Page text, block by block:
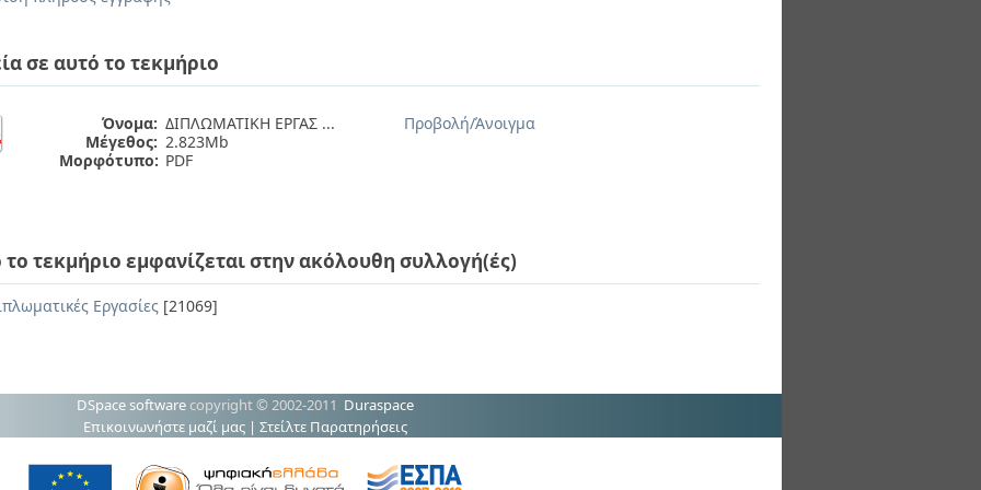
σε αυτό το τεκμήριο
Όνομα: ΔΙΠΛΩΜΑΤΙΚΗ ΕΡΓΑΣ ...
Μέγεθος: 2.823Mb
Μορφότυπο: PDF
Προβολή/Άνοιγμα
το τεκμήριο εμφανίζεται στην ακόλουθη συλλογή(ές)
Εργασίες [21069]
DSpace software copyright © 2002-2011 Duraspace
Επικοινωνήστε μαζί μας | Στείλτε Παρατηρήσεις